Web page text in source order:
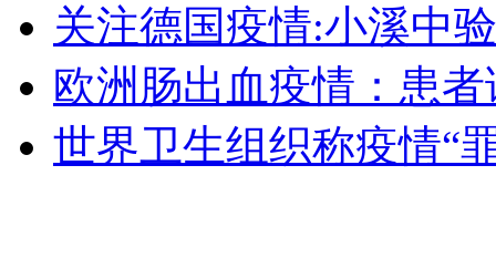
外交部：反对强权政治霸凌主义
外交部：有关国家言论片面不公正
关注德国疫情:小溪中
欧洲肠出血疫情：患
世界卫生组织称疫情“